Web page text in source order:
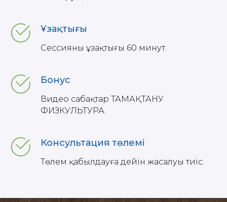
Ұзақтығы
Сессияның ұзақтығы 60 минут.
Бонус
Видео сабақтар ТАМАҚТАНУ
ФИЗКУЛЬТУРА.
Консультация төлемі
Төлем қабылдауға дейін жасалуы тиіс.